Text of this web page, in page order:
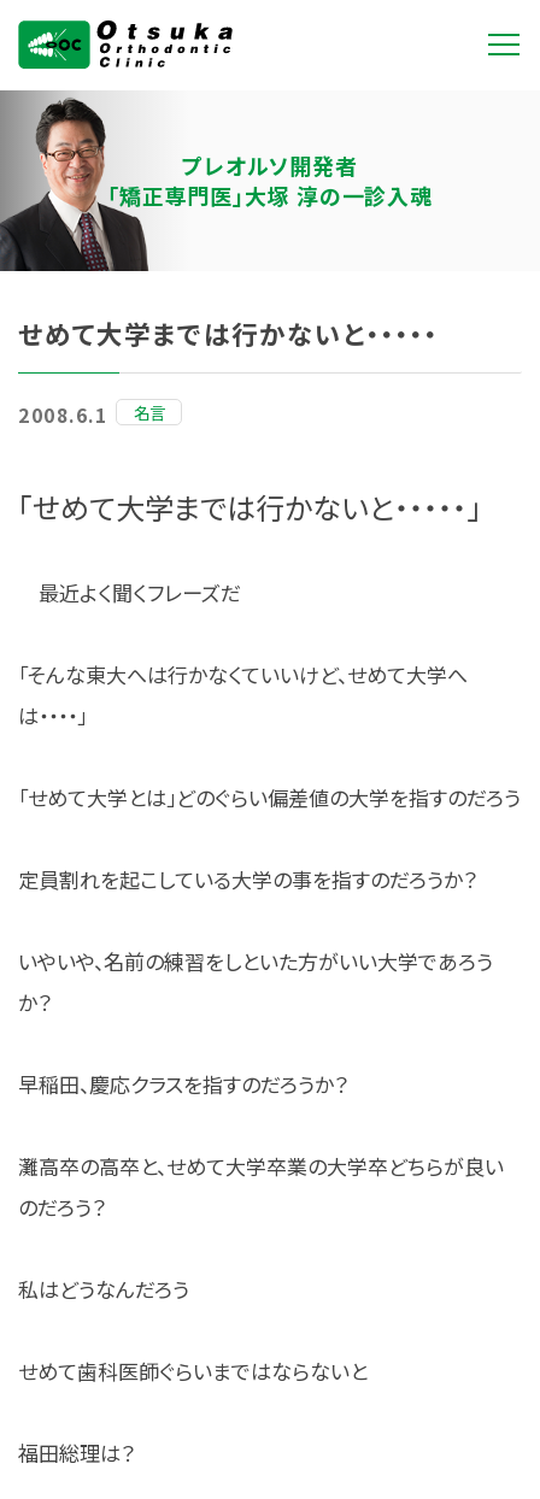
大塚矯正歯科クリニ
ック
プレオルソ開発者
「矯正専門医」大塚 淳の一診入魂
せめて大学までは行かないと・・・・・
2008.6.1 名言
「せめて大学までは行かないと・・・・・」
最近よく聞くフレーズだ
「そんな東大へは行かなくていいけど、せめて大学へ
は・・・・」
「せめて大学とは」どのぐらい偏差値の大学を指すのだろう
定員割れを起こしている大学の事を指すのだろうか？
いやいや、名前の練習をしといた方がいい大学であろう
か？
早稲田、慶応クラスを指すのだろうか？
灘高卒の高卒と、せめて大学卒業の大学卒どちらが良い
のだろう？
私はどうなんだろう
せめて歯科医師ぐらいまではならないと
福田総理は？